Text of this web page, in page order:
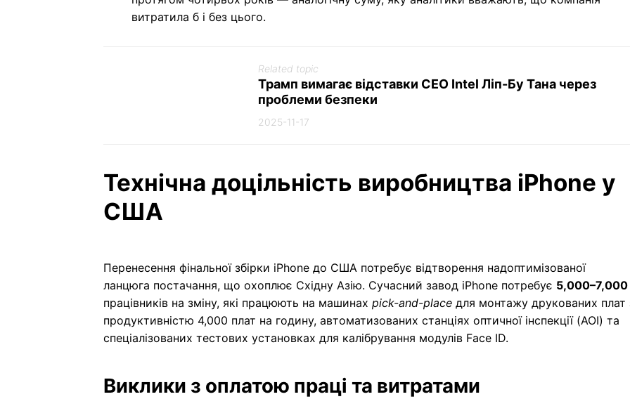
витратила б і без цього.
Related topic
Трамп вимагає відставки CEO Intel Ліп-Бу Тана через
проблеми безпеки
2025-11-17
Технічна доцільність виробництва iPhone у
США
Перенесення фінальної збірки iPhone до США потребує відтворення надоптимізованої
ланцюга постачання, що охоплює Східну Азію. Сучасний завод iPhone потребує 5,000–7,000
працівників на зміну, які працюють на машинах pick-and-place для монтажу друкованих плат
продуктивністю 4,000 плат на годину, автоматизованих станціях оптичної інспекції (AOI) та
спеціалізованих тестових установках для калібрування модулів Face ID.
Виклики з оплатою праці та витратами